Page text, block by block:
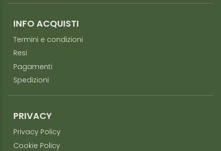
INFO ACQUISTI
Termini e condizioni
Resi
Pagamenti
Spedizioni
PRIVACY
Privacy Policy
Cookie Policy